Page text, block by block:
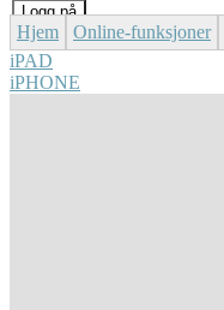
Hjem Online-funksjoner
iPAD
iPHONE